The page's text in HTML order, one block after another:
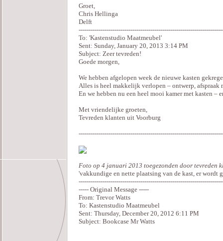
Groet,
Chris Hellinga
Delft
To: 'Kastenstudio Maatmeubel'
Sent: Sunday, January 20, 2013 3:14 PM
Subject: Zeer tevreden!
Goede morgen,
We hebben afgelopen week de nieuwe kasten
Alles is heel makkelijk verlopen – ontwerp, afspraak
En we hebben nu een heel mooi kamer met kasten –
Met vriendelijke groeten,
Tevreden klanten uit Voorburg
Foto op 4 januari 2013 toegezonden door tevreden
'vakkundige en nette plaatsing van de kast, er wordt
----- Original Message -----
From: Trevor Watts
To: Kastenstudio Maatmeubel
Sent: Thursday, December 20, 2012 6:11 PM
Subject: Bookcase Mr Watts